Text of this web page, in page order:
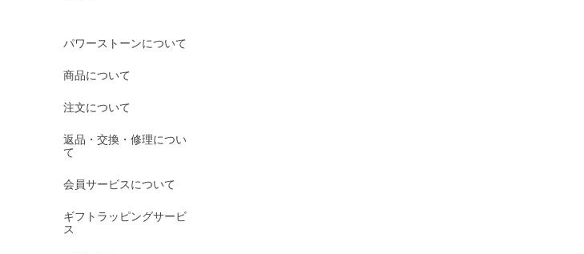
パワーストーンについて
商品について
注文について
返品・交換・修理につい
て
会員サービスについて
ギフトラッピングサービ
ス